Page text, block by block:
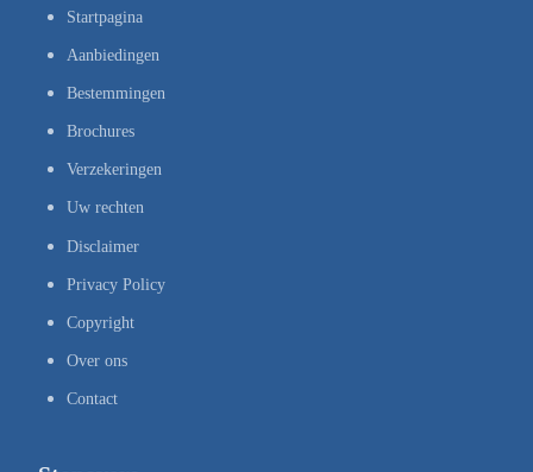
Startpagina
Aanbiedingen
Bestemmingen
Brochures
Verzekeringen
Uw rechten
Disclaimer
Privacy Policy
Copyright
Over ons
Contact